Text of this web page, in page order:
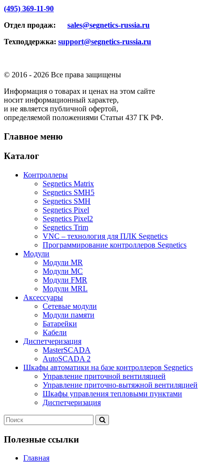
(495) 369-11-90
Отдел продаж: sales@segnetics-russia.ru
Техподдержка: support@segnetics-russia.ru
© 2016 - 2026 Все права защищены
Информация о товарах и ценах на этом сайте
носит информационный характер,
и не является публичной офертой,
определяемой положениями Статьи 437 ГК РФ.
Главное меню
Каталог
Контроллеры
Segnetics Matrix
Segnetics SMH5
Segnetics SMH
Segnetics Pixel
Segnetics Pixel2
Segnetics Trim
VNC – технология для ПЛК Segnetics
Программирование контроллеров Segnetics
Модули
Модули MR
Модули MC
Модули FMR
Модули MRL
Аксеcсуары
Сетевые модули
Модули памяти
Батарейки
Кабели
Диспетчеризация
MasterSCADA
AutoSCADA 2
Шкафы автоматики на базе контроллеров Segnetics
Управление приточной вентиляцией
Управление приточно-вытяжной вентиляцией
Шкафы управления тепловыми пунктами
Диспетчеризация
Полезные ссылки
Главная